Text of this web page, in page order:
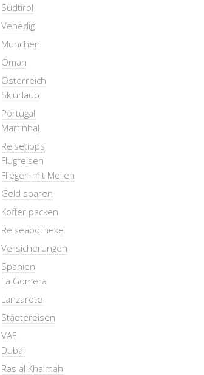
Südtirol
Venedig
München
Oman
Österreich
Skiurlaub
Portugal
Martinhal
Reisetipps
Flugreisen
Fliegen mit Meilen
Geld sparen
Koffer packen
Reiseapotheke
Versicherungen
Spanien
La Gomera
Lanzarote
Städtereisen
VAE
Dubai
Ras al Khaimah